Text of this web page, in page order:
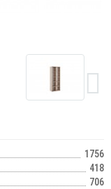
1756
418
706